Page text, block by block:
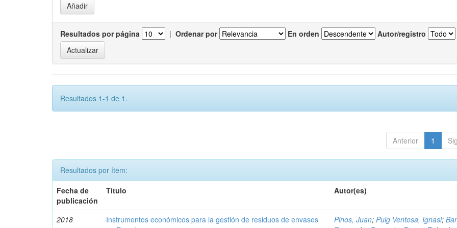
Resultados por página | Ordenar por En orden Autor/registro
Resultados 1-1 de 1.
Anterior 1
Resultados por ítem:
Fecha de
publicación
Título Autor(es)
2018
Instrumentos económicos para la gestión de residuos de envases
Pinos, Juan;Puig Ventosa, Ignasi;